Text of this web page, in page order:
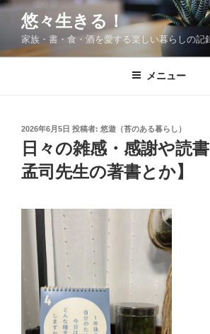
コ
ン
悠々生きる！
家族・書・食・酒を愛する楽しい暮らしの記
メニュー
投
稿
日:
2026年6月5日 投稿者: 悠遊（苔のある暮らし）
日々の雑感・感謝や読
孟司先生の著書とか】